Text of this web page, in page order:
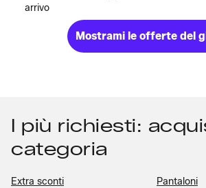
arrivo
Mostrami le offerte del
I più richiesti:
categoria
Extra sconti Pantaloni